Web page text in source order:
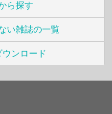
ら探す
い雑誌の一覧
ンロード